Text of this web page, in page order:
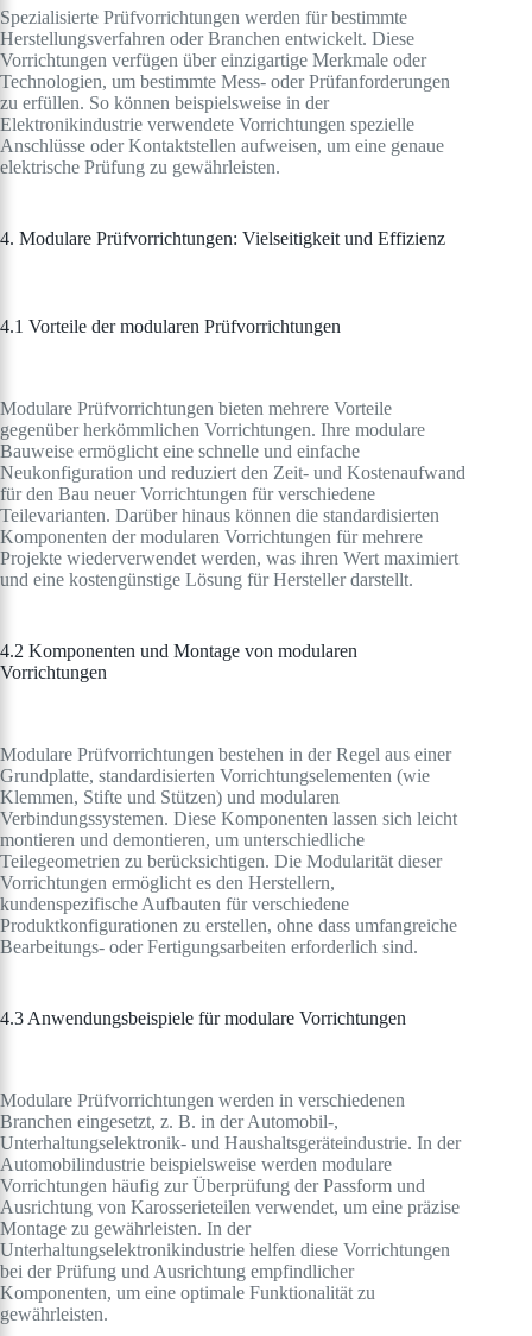
Spezialisierte Prüfvorrichtungen werden für bestimmte
Herstellungsverfahren oder Branchen entwickelt. Diese
Vorrichtungen verfügen über einzigartige Merkmale oder
Technologien, um bestimmte Mess- oder Prüfanforderungen
zu erfüllen. So können beispielsweise in der
Elektronikindustrie verwendete Vorrichtungen spezielle
Anschlüsse oder Kontaktstellen aufweisen, um eine genaue
elektrische Prüfung zu gewährleisten.
4. Modulare Prüfvorrichtungen: Vielseitigkeit und Effizienz
4.1 Vorteile der modularen Prüfvorrichtungen
Modulare Prüfvorrichtungen bieten mehrere Vorteile
gegenüber herkömmlichen Vorrichtungen. Ihre modulare
Bauweise ermöglicht eine schnelle und einfache
Neukonfiguration und reduziert den Zeit- und Kostenaufwand
für den Bau neuer Vorrichtungen für verschiedene
Teilevarianten. Darüber hinaus können die standardisierten
Komponenten der modularen Vorrichtungen für mehrere
Projekte wiederverwendet werden, was ihren Wert maximiert
und eine kostengünstige Lösung für Hersteller darstellt.
4.2 Komponenten und Montage von modularen
Vorrichtungen
Modulare Prüfvorrichtungen bestehen in der Regel aus einer
Grundplatte, standardisierten Vorrichtungselementen (wie
Klemmen, Stifte und Stützen) und modularen
Verbindungssystemen. Diese Komponenten lassen sich leicht
montieren und demontieren, um unterschiedliche
Teilegeometrien zu berücksichtigen. Die Modularität dieser
Vorrichtungen ermöglicht es den Herstellern,
kundenspezifische Aufbauten für verschiedene
Produktkonfigurationen zu erstellen, ohne dass umfangreiche
Bearbeitungs- oder Fertigungsarbeiten erforderlich sind.
4.3 Anwendungsbeispiele für modulare Vorrichtungen
Modulare Prüfvorrichtungen werden in verschiedenen
Branchen eingesetzt, z. B. in der Automobil-,
Unterhaltungselektronik- und Haushaltsgeräteindustrie. In der
Automobilindustrie beispielsweise werden modulare
Vorrichtungen häufig zur Überprüfung der Passform und
Ausrichtung von Karosserieteilen verwendet, um eine präzise
Montage zu gewährleisten. In der
Unterhaltungselektronikindustrie helfen diese Vorrichtungen
bei der Prüfung und Ausrichtung empfindlicher
Komponenten, um eine optimale Funktionalität zu
gewährleisten.